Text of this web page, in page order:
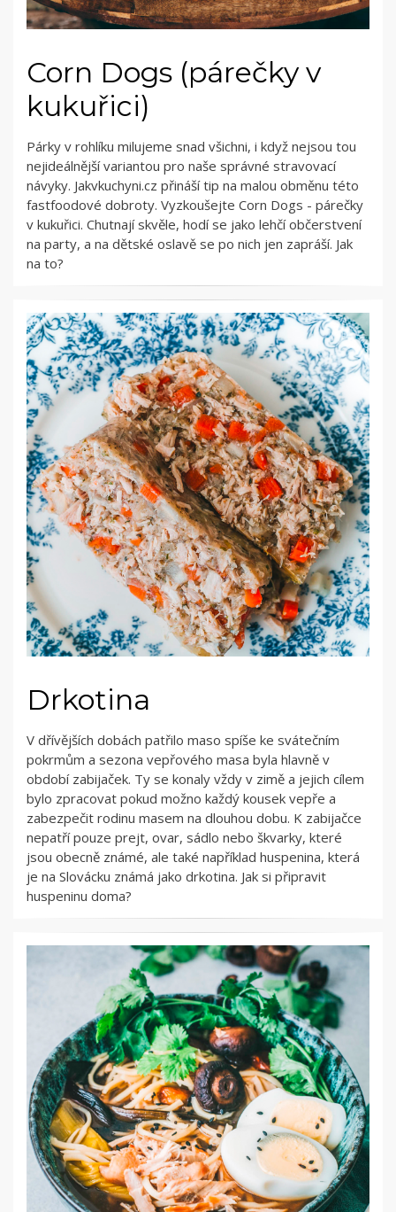
Corn Dogs (párečky v
kukuřici)
Párky v rohlíku milujeme snad všichni, i když nejsou tou
nejideálnější variantou pro naše správné stravovací
návyky. Jakvkuchyni.cz přináší tip na malou obměnu této
fastfoodové dobroty. Vyzkoušejte Corn Dogs - párečky
v kukuřici. Chutnají skvěle, hodí se jako lehčí občerstvení
na party, a na dětské oslavě se po nich jen zapráší. Jak
na to?
Drkotina
V dřívějších dobách patřilo maso spíše ke svátečním
pokrmům a sezona vepřového masa byla hlavně v
období zabijaček. Ty se konaly vždy v zimě a jejich cílem
bylo zpracovat pokud možno každý kousek vepře a
zabezpečit rodinu masem na dlouhou dobu. K zabijačce
nepatří pouze prejt, ovar, sádlo nebo škvarky, které
jsou obecně známé, ale také například huspenina, která
je na Slovácku známá jako drkotina. Jak si připravit
huspeninu doma?